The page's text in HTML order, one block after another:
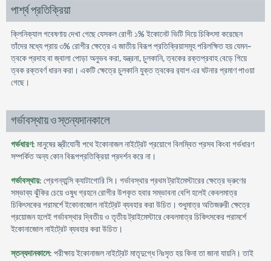
পার্শ্ব প্রতিক্রিয়া
ক্লিনিক্যাল গবেষণায় দেখা গেছে যেসকল রোগী ১% ইকোনেট ভিটি দিয়ে চিকিৎসা করেছেন
তাঁদের মধ্যে প্রায় ৩% রোগীর ক্ষেত্রে এ জাতীয় বিরূপ প্রতিক্রিয়াসমূহ পরিলক্ষিত হয় যেমন-
ত্বকে প্রদাহ বা জ্বালা পোড়া অনুভব করা, যন্ত্রনা, চুলকানি, ত্বকের রক্তপ্রবাহ বেড়ে গিয়ে
ত্বক রক্তবর্ণ ধারন করা। একটি ক্ষেত্রে চুলকানি যুক্ত ত্বকের র‍্যাশ এর ঘটনার প্রমাণ পাওয়া
গেছে।
গর্ভাবস্থায় ও স্তন্যদানকালে
গর্ভধারণ: মানুষের স্ত্রীযোনী পথে ইকোনাজল নাইট্রেট প্রয়োগে বিলম্বিত প্রসব কিংবা গর্ভধারণ
সম্পর্কিত অন্য কোন বিরূপপ্রতিক্রিয়া প্রদর্শন করে না।
গর্ভাবস্থায়: প্রেগন্যান্সি ক্যাটাগোরি সি। গর্ভাবস্থার প্রথম ট্রাইমেস্টারের ক্ষেত্রে ভ্রুণের
সম্ভাব্য ঝুঁকির চেয়ে ওষুধ গ্রহনে রোগীর উপকৃত হবার সম্ভাবনা বেশি হলেই কেবলমাত্র
চিকিৎসকের পরামর্শে ইকোনাজোল নাইট্রেট ব্যবহার করা উচিত। শুধুমাত্র অতিজরুরী ক্ষেত্রে
প্রয়োজন হলেই গর্ভাবস্থার দ্বিতীয় ও তৃতীয় ট্রাইমেস্টারে কেবলমাত্র চিকিৎসকের পরামর্শে
ইকোনাজোল নাইট্রেট ব্যবহার করা উচিত।
স্তন্যদানকালে: পরীক্ষায় ইকোনাজল নাইট্রেট মাতৃদুগ্ধে নিঃসৃত হয় কিনা তা জানা যায়নি। তাই